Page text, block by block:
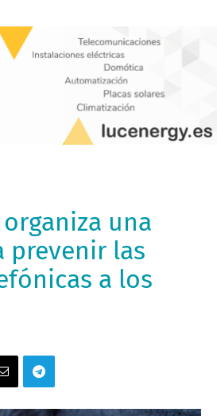
organiza una
prevenir las
a los